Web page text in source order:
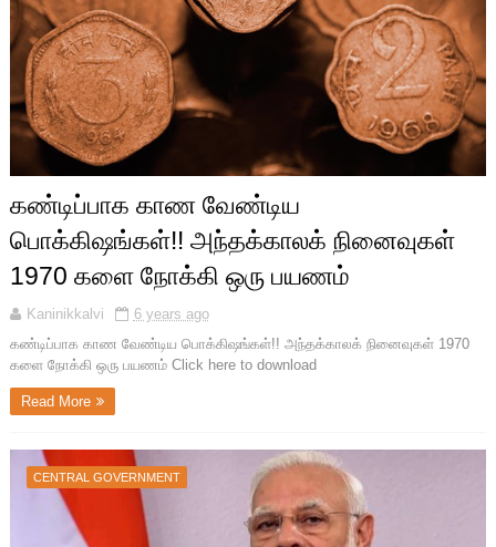
கண்டிப்பாக காண வேண்டிய
பொக்கிஷங்கள்!! அந்தக்காலக் நினைவுகள்
1970 களை நோக்கி ஒரு பயணம்
Kaninikkalvi
6 years ago
கண்டிப்பாக காண வேண்டிய பொக்கிஷங்கள்!! அந்தக்காலக் நினைவுகள் 1970
களை நோக்கி ஒரு பயணம் Click here to download
Read More
CENTRAL GOVERNMENT